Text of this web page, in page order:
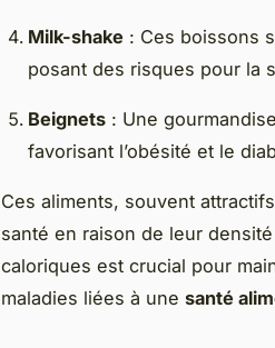
Milk-shake : Ces boissons
posant des risques pour la
Beignets : Une
favorisant l’obésité et le
Ces aliments, souvent
santé en raison de leur
caloriques est crucial pour
maladies liées à une santé